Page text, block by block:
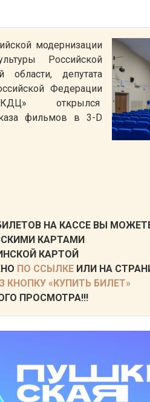
модернизации
Российской
депутата
Федерации
открылся
фильмов в 3-D
НА КАССЕ ВЫ
КАРТАМИ
КАРТОЙ
ПО ССЫЛКЕ ИЛИ НА
КНОПКУ «КУПИТЬ БИЛЕТ»
ПРОСМОТРА!!!